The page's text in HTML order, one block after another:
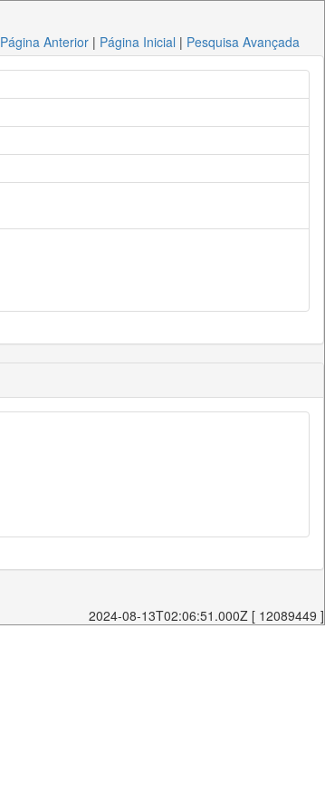
Página Anterior | Página Inicial | Pesquisa Avançada
2024-08-13T02:06:51.000Z [ 12089449 ]